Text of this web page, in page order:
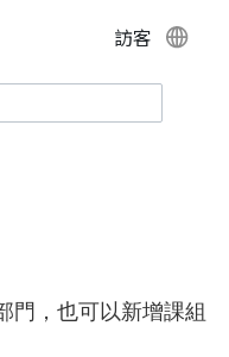
訪客
門，也可以新增課組